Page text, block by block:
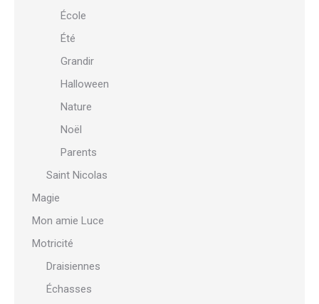
École
Été
Grandir
Halloween
Nature
Noël
Parents
Saint Nicolas
Magie
Mon amie Luce
Motricité
Draisiennes
Échasses